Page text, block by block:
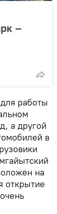
–
работы
а другой
в
на
открытие